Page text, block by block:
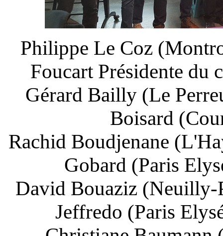
Philippe Le Coz
Foucart Présidente
Gérard Bailly (Le
Boisard
Rachid Boudjenane
Gobard (Paris
David Bouaziz (Neuilly-
Jeffredo (Paris